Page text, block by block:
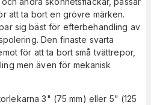
att ta bort en grövre märken.
sig bäst för efterbehandling av
Den finaste svarta
för att ta bort små tvättrepor,
men även för mekanisk
3" (75 mm) eller 5" (125